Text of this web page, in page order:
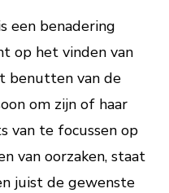
een benadering
op het vinden van
benutten van de
om zijn of haar
van te focussen op
van oorzaken, staat
juist de gewenste